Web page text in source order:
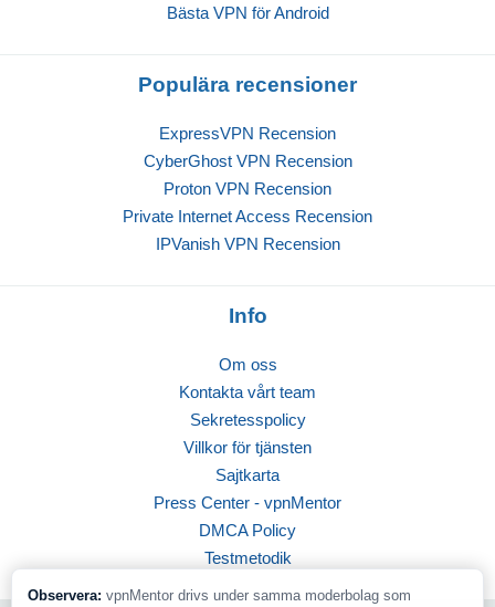
Bästa VPN för Android
Populära recensioner
ExpressVPN Recension
CyberGhost VPN Recension
Proton VPN Recension
Private Internet Access Recension
IPVanish VPN Recension
Info
Om oss
Kontakta vårt team
Sekretesspolicy
Villkor för tjänsten
Sajtkarta
Press Center - vpnMentor
DMCA Policy
Testmetodik
Observera: vpnMentor drivs under samma moderbolag som